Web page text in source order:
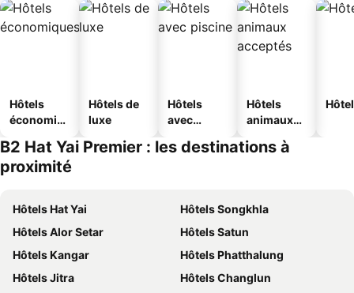
Hôtels
économiq
Hôtels de
luxe
Hôtels
avec
Hôtels
animaux
B2 Hat Yai Premier : les destinations à
proximité
Hôtels Hat Yai
Hôtels Songkhla
Hôtels Alor Setar
Hôtels Satun
Hôtels Kangar
Hôtels Phatthalung
Hôtels Jitra
Hôtels Changlun